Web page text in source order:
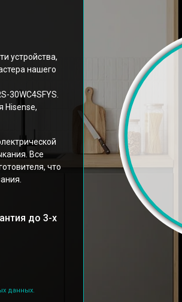
устройства,
нашего
30WC4SFYS.
Hisense,
Все
что
до 3-х
данных.